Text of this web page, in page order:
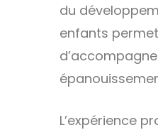
du
enfants permet
L’expérience